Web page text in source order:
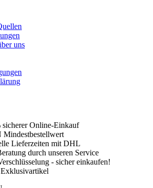
uns
sicherer Online-Einkauf
Lieferzeiten mit DHL
durch unseren Service
- sicher einkaufen!